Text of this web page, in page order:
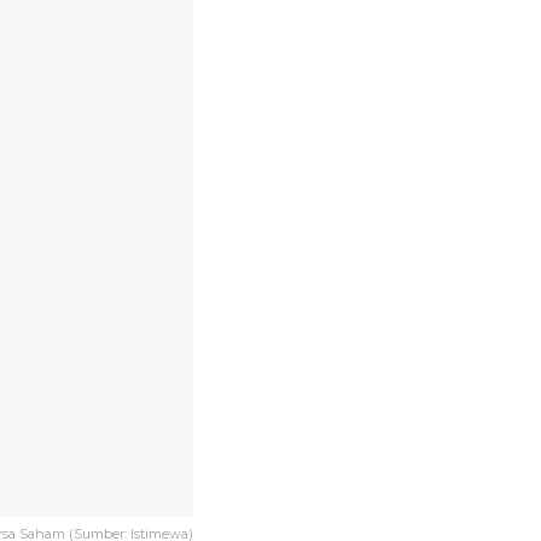
Saham (Sumber: Istimewa)